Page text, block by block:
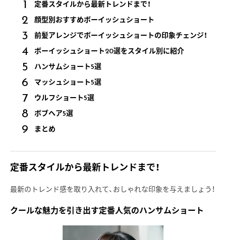
定番スタイルから最新トレンドまで！
顔型別おすすめボーイッシュショート
前髪アレンジでボーイッシュショートの印象チェンジ！
ボーイッシュショート20選をスタイル別に紹介
ハンサムショート5選
マッシュショート5選
ウルフショート5選
ボブヘア5選
まとめ
定番スタイルから最新トレンドまで！
最新のトレンド感を取り入れて、おしゃれな印象を与えましょう！
クールな魅力を引き出す定番人気のハンサムショート